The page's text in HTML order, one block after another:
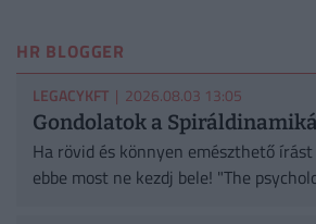
HR BLOGGER
LEGACYKFT | 2026.08.03 13:05
Gondolatok a
Ha rövid és könnyen emészthető
ebbe most ne kezdj bele! "The